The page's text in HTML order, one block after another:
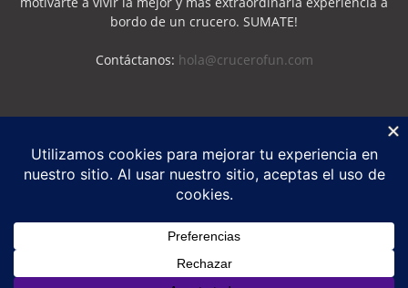
bordo de un crucero. SUMATE!
Contáctanos: hola@crucerofun.com